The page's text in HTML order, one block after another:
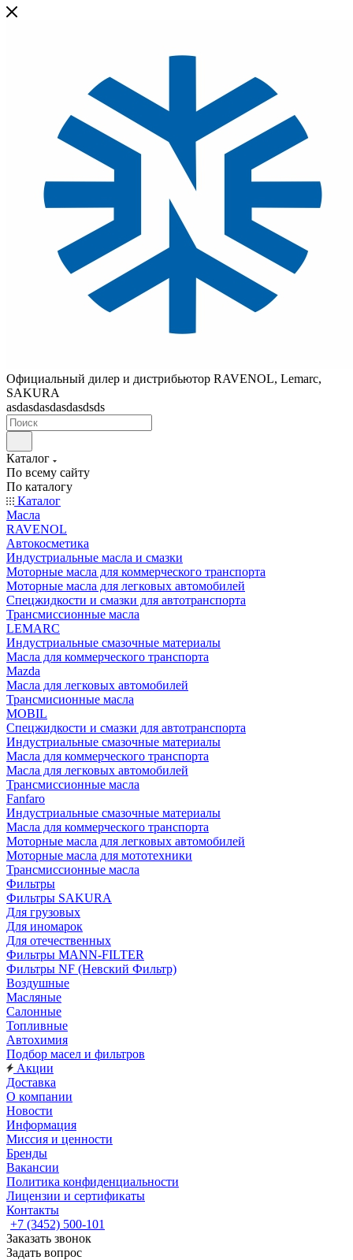
Официальный дилер и дистрибьютор RAVENOL, Lemarc,
SAKURA
asdasdasdasdasdsds
Каталог
По всему сайту
По каталогу
Каталог
Масла
RAVENOL
Автокосметика
Индустриальные масла и смазки
Моторные масла для коммерческого транспорта
Моторные масла для легковых автомобилей
Спецжидкости и смазки для автотранспорта
Трансмиссионные масла
LEMARC
Индустриальные смазочные материалы
Масла для коммерческого транспорта
Mazda
Масла для легковых автомобилей
Трансмисионные масла
MOBIL
Cпецжидкости и смазки для автотранспорта
Индустриальные смазочные материалы
Масла для коммерческого транспорта
Масла для легковых автомобилей
Трансмиссионные масла
Fanfaro
Индустриальные смазочные материалы
Масла для коммерческого транспорта
Моторные масла для легковых автомобилей
Моторные масла для мототехники
Трансмиссионные масла
Фильтры
Фильтры SAKURA
Для грузовых
Для иномарок
Для отечественных
Фильтры MANN-FILTER
Фильтры NF (Невский Фильтр)
Воздушные
Масляные
Салонные
Топливные
Автохимия
Подбор масел и фильтров
Акции
Доставка
О компании
Новости
Информация
Миссия и ценности
Бренды
Вакансии
Политика конфиденциальности
Лицензии и сертификаты
Контакты
+7 (3452) 500-101
Заказать звонок
Задать вопрос